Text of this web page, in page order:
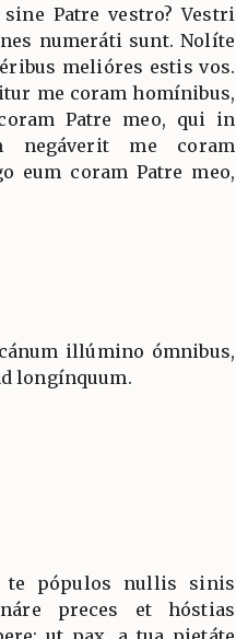
Patre vestro? Vestri
numeráti sunt. Nolíte
melióres estis vos.
me coram homínibus,
Patre meo, qui in
me coram
eum coram Patre meo,
illúmino ómnibus,
longínquum.
te pópulos nullis sinis
preces et hóstias